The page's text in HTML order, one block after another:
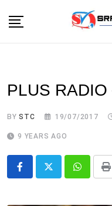
PLUS
BYSTC 19/07/2017
9 YEARS AGO